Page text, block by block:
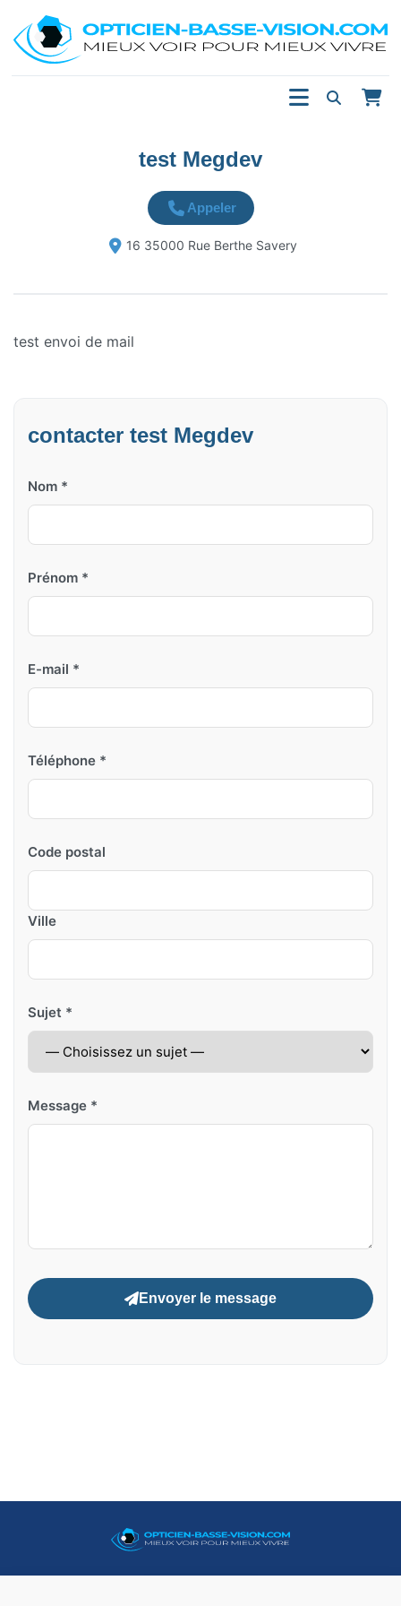
test Megdev
Appeler
16 35000 Rue Berthe Savery
test envoi de mail
contacter test Megdev
Nom *
Prénom *
E-mail *
Téléphone *
Code postal
Ville
Sujet *
Message *
Envoyer le message